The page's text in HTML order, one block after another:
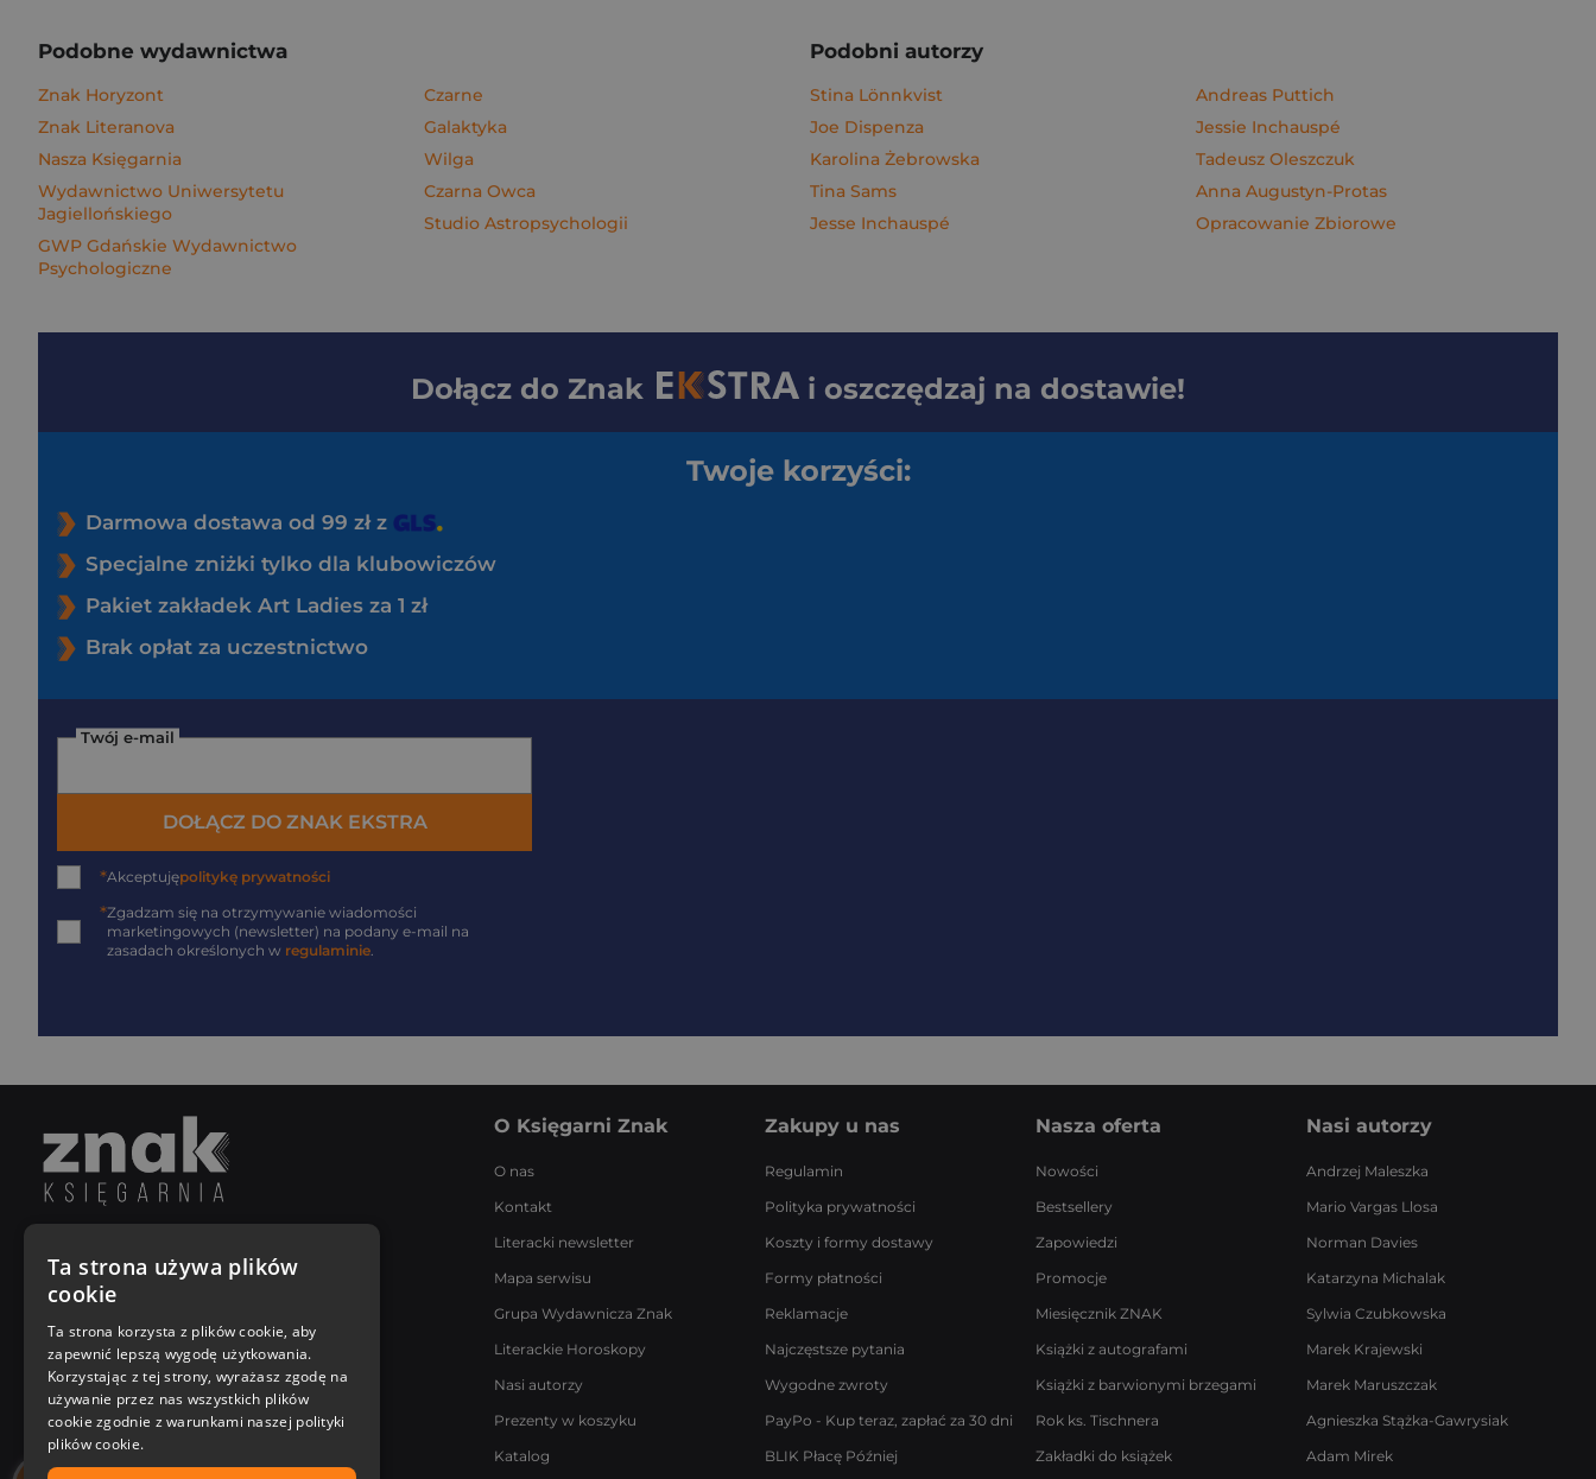
Podobne wydawnictwa
Znak Horyzont
Znak Literanova
Nasza Księgarnia
Wydawnictwo Uniwersytetu
Jagiellońskiego
GWP Gdańskie Wydawnictwo
Psychologiczne
Czarne
Galaktyka
Wilga
Czarna Owca
Studio Astropsychologii
Podobni autorzy
Stina Lönnkvist
Joe Dispenza
Karolina Żebrowska
Tina Sams
Jesse Inchauspé
Andreas Puttich
Jessie Inchauspé
Tadeusz Oleszczuk
Anna Augustyn-Protas
Opracowanie Zbiorowe
Dołącz do Znak i oszczędzaj na dostawie!
Twoje korzyści:
Darmowa dostawa od 99 zł z
Specjalne zniżki tylko dla klubowiczów
Pakiet zakładek Art Ladies za 1 zł
Brak opłat za uczestnictwo
Twój e-mail
DOŁĄCZ DO ZNAK EKSTRA
*Akceptujępolitykę prywatności
*Zgadzam się na otrzymywanie wiadomości
marketingowych (newsletter) na podany e-mail na
zasadach określonych w regulaminie.
Poniedziałek - Piątek
8:00 - 18:00
[email protected]
Bądź z nami na bieżąco
O Księgarni Znak
O nas
Kontakt
Literacki newsletter
Mapa serwisu
Grupa Wydawnicza Znak
Literackie Horoskopy
Nasi autorzy
Prezenty w koszyku
Katalog
Zakupy u nas
Regulamin
Polityka prywatności
Koszty i formy dostawy
Formy płatności
Reklamacje
Najczęstsze pytania
Wygodne zwroty
PayPo - Kup teraz, zapłać za 30 dni
BLIK Płacę Później
Nasza oferta
Nowości
Bestsellery
Zapowiedzi
Promocje
Miesięcznik ZNAK
Książki z autografami
Książki z barwionymi brzegami
Rok ks. Tischnera
Zakładki do książek
Nasi autorzy
Andrzej Maleszka
Mario Vargas Llosa
Norman Davies
Katarzyna Michalak
Sylwia Czubkowska
Marek Krajewski
Marek Maruszczak
Agnieszka Stążka-Gawrysiak
Adam Mirek
Ta strona używa plików
cookie
Ta strona korzysta z plików cookie, aby
zapewnić lepszą wygodę użytkowania.
Korzystając z tej strony, wyrażasz zgodę na
używanie przez nas wszystkich plików
cookie zgodnie z warunkami naszej polityki
plików cookie.